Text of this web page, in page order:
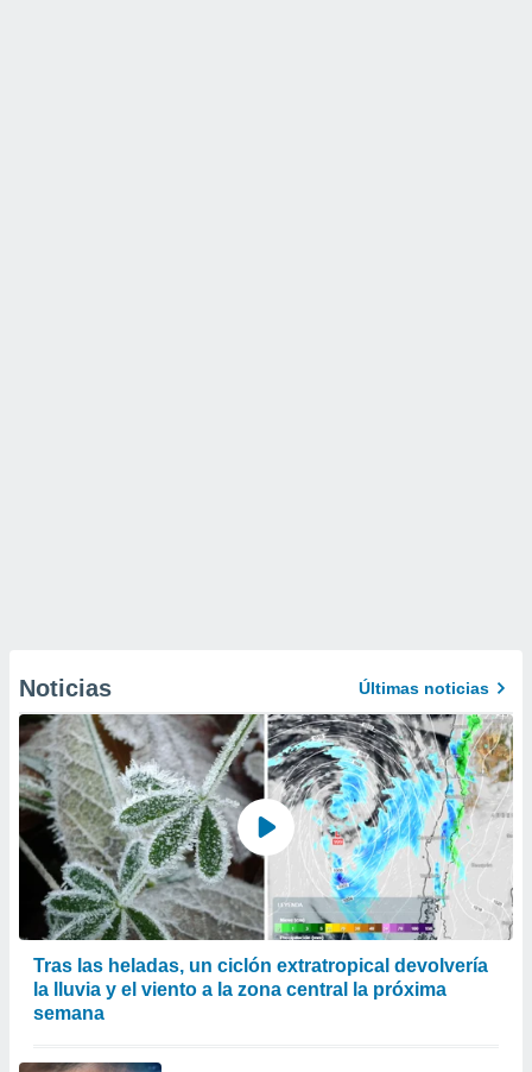
Noticias Últimas noticias
Tras las heladas, un ciclón extratropical devolvería
la lluvia y el viento a la zona central la próxima
semana